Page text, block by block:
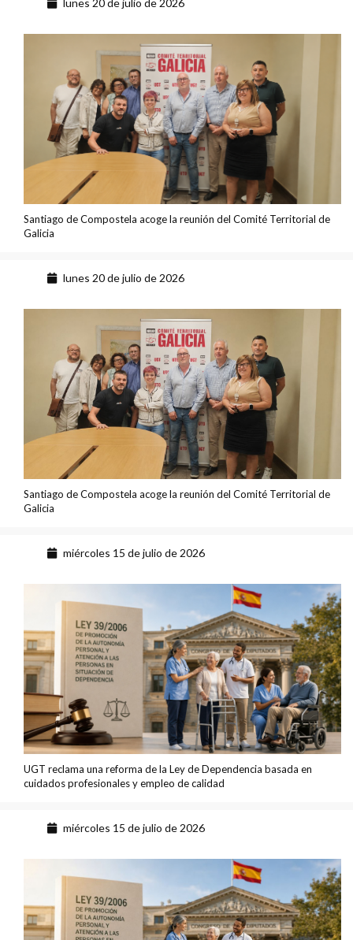
lunes 20 de julio de 2026
Santiago de Compostela acoge la reunión del Comité Territorial de
Galicia
lunes 20 de julio de 2026
Santiago de Compostela acoge la reunión del Comité Territorial de
Galicia
miércoles 15 de julio de 2026
UGT reclama una reforma de la Ley de Dependencia basada en
cuidados profesionales y empleo de calidad
miércoles 15 de julio de 2026